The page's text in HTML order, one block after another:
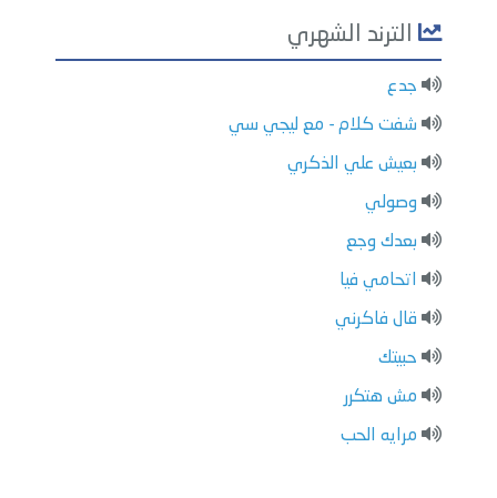
الترند الشهري
جدع
شفت كلام - مع ليجي سي
بعيش علي الذكري
وصولي
بعدك وجع
اتحامي فيا
قال فاكرني
حبيتك
مش هتكرر
مرايه الحب